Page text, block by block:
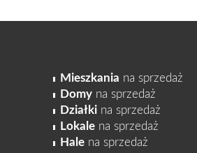
Mieszkania na sprzedaż
Domy na sprzedaż
Działki na sprzedaż
Lokale na sprzedaż
Hale na sprzedaż